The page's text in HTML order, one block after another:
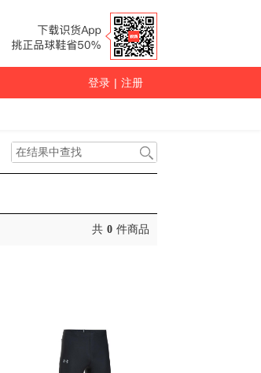
登录 | 注册
共 0 件商品